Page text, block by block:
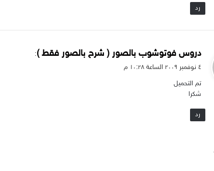
رد
ي
ل
دروس فوتوشوب بالصور ( شرح بالصور فقط ):
٤ نوفمبر ۲۰۰۹ الساعة ۱۰:۲۸ م
تم التحميل
شكرا
رد